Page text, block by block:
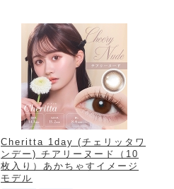
Cheritta 1day (チェリッタワ
ンデー) チアリーヌード（10
枚入り）あかちゃすイメージ
モデル